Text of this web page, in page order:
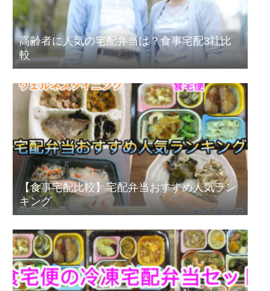
高齢者に人気の宅配弁当は？食事宅配3社比
較
【食事宅配比較】宅配弁当おすすめ人気ラン
キング